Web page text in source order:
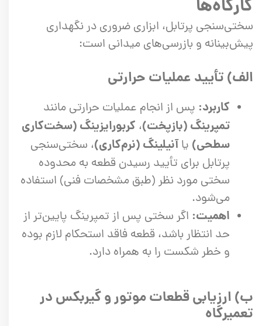
کارگاه‌ها
سختی‌سنجی پرتابل، ابزاری ضروری در نگهداری
پیش‌بینانه و بازرسی‌های میدانی است:
الف) تأیید عملیات حرارتی
کاربرد: پس از انجام عملیات حرارتی مانند
تمپرینگ (بازپخت)، کربورایزینگ (سخت‌کاری
سطحی) یاآنیلینگ (نرم‌کاری)، سختی‌سنجی
پرتابل برای تأیید رسیدن قطعه به محدوده
سختی مورد نظر (طبق مشخصات فنی) استفاده
می‌شود.
اهمیت: اگر سختی پس از تمپرینگ پایین‌تر از
حد انتظار باشد، قطعه فاقد استحکام لازم بوده
و خطر شکست را به همراه دارد.
ب) ارزیابی قطعات موتور و گیربکس در
تعمیرگاه